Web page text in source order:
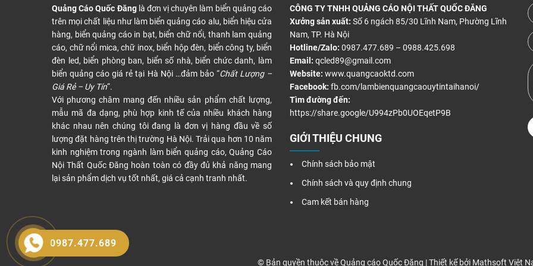
Quảng Cáo Quốc Đănglà đơn vị chuyên làm biển quảng cáo
trên mọi chất liệu như làm biển quảng cáo alu, biển hiệu cửa
hàng, biển quảng cáo in bạt, biển chữ nổi, thanh lam quảng
cáo, chữ nổi mica, chữ inox, biển hộp đèn, biển công ty, biển
đèn led, biển phòng ban, biển số nhà, biển chức danh, làm
biển quảng cáo giá rẻ tại Hà Nội …đảm bảo “Chất Lượng –
Giá Rẻ – Uy Tín“.
Với phương châm mang đến nhiều sản phẩm chất lượng,
mẫu mã đa dạng, phù hợp kinh tế của nhiều khách hàng
khác nhau nên chúng tôi đang là đơn vị hàng đầu về số
lượng đặt hàng trên thị trường Hà Nội. Trải qua hơn 10 năm
kinh nghiệm trong ngành làm biển quảng cáo, Quảng Cáo
Nội Thất Quốc Đăng hoàn toàn có đầy đủ khả năng mang
lại sản phẩm dịch vụ tốt nhất, giá cả cạnh tranh nhất.
CÔNG TY TNHH QUẢNG CÁO NỘI THẤT QUỐC ĐĂNG
Xưởng sản xuất: Số 6 ngách 85/30 Lĩnh Nam, Phường Lĩnh
Nam, TP. Hà Nội
Hotline/Zalo: 0987.477.689 – 0988.425.698
Email: qcled89@gmail.com
Website: www.quangcaoktd.com
Facebook: fb.com/lambienquangcaouytintaihanoi/
Tìm đường đến:
https://share.google/U994zPb0UOEqetP9B
GIỚI THIỆU CHUNG
Chính sách bảo mật
Chính sách và quy định chung
Cam kết bán hàng
© Bản quyền thuộc về Quảng cáo Quốc Đăng | Thiết kế bởi Mathsoft Việt
0987.477.689